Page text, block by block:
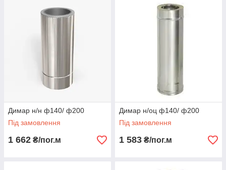
Димар н/н ф140/ ф200
Під замовлення
1 662 ₴/пог.м
Димар н/оц ф140/ ф200
Під замовлення
1 583 ₴/пог.м